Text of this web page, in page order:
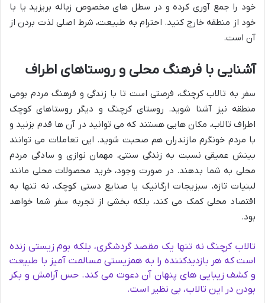
خود را جمع آوری کرده و در سطل های مخصوص زباله بریزید یا با
خود از منطقه خارج کنید. احترام به طبیعت، شرط اصلی لذت بردن از
آن است.
آشنایی با فرهنگ محلی و روستاهای اطراف
سفر به تالاب کرچنگ، فرصتی است تا با زندگی و فرهنگ مردم بومی
منطقه نیز آشنا شوید. روستای کرچنگ و دیگر روستاهای کوچک
اطراف تالاب، مکان هایی هستند که می توانید در آن ها قدم بزنید و
با مردم خونگرم مازندران هم صحبت شوید. این تعاملات می توانند
بینش عمیقی نسبت به زندگی سنتی، مهمان نوازی و سادگی مردم
محلی به شما بدهند. در صورت وجود، خرید محصولات محلی مانند
لبنیات تازه، سبزیجات ارگانیک یا صنایع دستی کوچک، نه تنها به
اقتصاد محلی کمک می کند، بلکه بخشی از تجربه سفر شما خواهد
بود.
تالاب کرچنگ نه تنها یک مقصد گردشگری، بلکه بوم زیستی زنده
است که هر بازدیدکننده را به همزیستی مسالمت آمیز با طبیعت
و کشف زیبایی های پنهان آن دعوت می کند. حس آرامش و بکر
بودن در این تالاب، بی نظیر است.